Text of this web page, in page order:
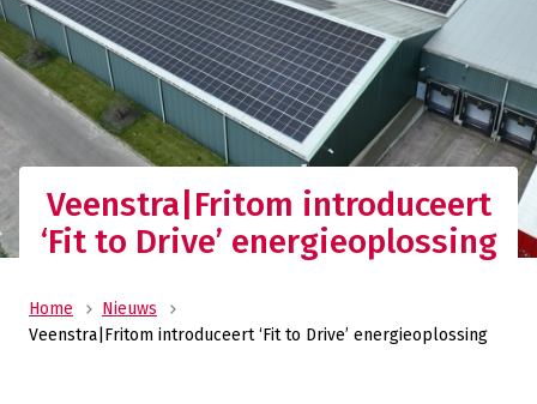
Veenstra|Fritom introduceert
‘Fit to Drive’ energieoplossing
Home
Nieuws
Veenstra|Fritom introduceert ‘Fit to Drive’ energieoplossing